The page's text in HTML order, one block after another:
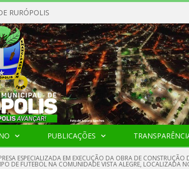
RURÓPOLIS
PUBLICAÇÕES
ESPECIALIZADA EM EXECUÇÃO DA OBRA DE CONSTRUÇÃO
DE FUTEBOL NA COMUNIDADE VISTA ALEGRE, LOCALIZADA